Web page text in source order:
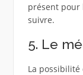
présent pour
suivre.
5. Le
La possibilité